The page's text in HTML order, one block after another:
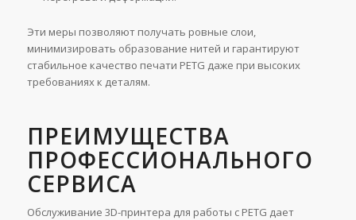
Эти меры позволяют получать ровные слои,
минимизировать образование нитей и гарантируют
стабильное качество печати PETG даже при высоких
требованиях к деталям.
ПРЕИМУЩЕСТВА
ПРОФЕССИОНАЛЬНОГО
СЕРВИСА
Обслуживание 3D-принтера для работы с PETG дает